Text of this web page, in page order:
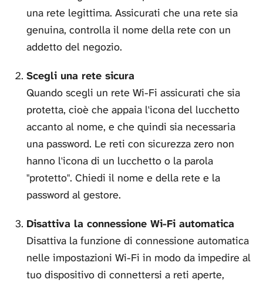
una rete legittima. Assicurati che una rete sia
genuina, controlla il nome della rete con un
addetto del negozio.
Scegli una rete sicura
Quando scegli un rete Wi-Fi assicurati che sia
protetta, cioè che appaia l'icona del lucchetto
accanto al nome, e che quindi sia necessaria
una password. Le reti con sicurezza zero non
hanno l'icona di un lucchetto o la parola
"protetto". Chiedi il nome e della rete e la
password al gestore.
Disattiva la connessione Wi-Fi automatica
Disattiva la funzione di connessione automatica
nelle impostazioni Wi-Fi in modo da impedire al
tuo dispositivo di connettersi a reti aperte,